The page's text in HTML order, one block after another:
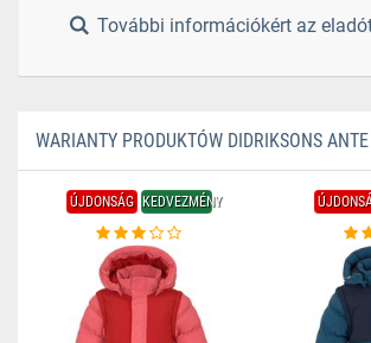
További információkért az
WARIANTY PRODUKTÓW DIDRIKSONS
ÚJDONSÁG KEDVEZMÉNY